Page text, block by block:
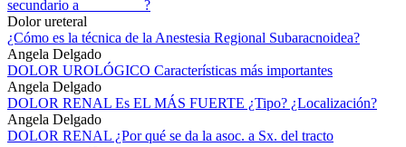
secundario a_________?
Dolor ureteral
¿Cómo es la técnica de la Anestesia Regional Subaracnoidea?
Angela Delgado
DOLOR UROLÓGICO Características más importantes
Angela Delgado
DOLOR RENAL Es EL MÁS FUERTE ¿Tipo? ¿Localización?
Angela Delgado
DOLOR RENAL ¿Por qué se da la asoc. a Sx. del tracto